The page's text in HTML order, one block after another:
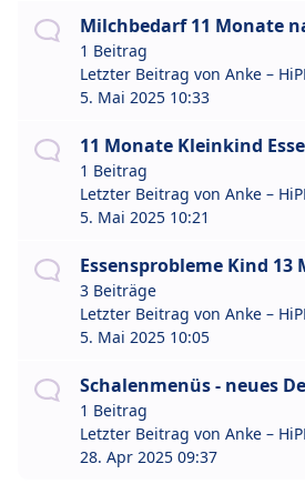
Milchbedarf 11 Monate
1 Beitrag
Letzter Beitrag von Anke –
5. Mai 2025 10:33
11 Monate Kleinkind
1 Beitrag
Letzter Beitrag von Anke –
5. Mai 2025 10:21
Essensprobleme Kind 13
3 Beiträge
Letzter Beitrag von Anke –
5. Mai 2025 10:05
Schalenmenüs - neues
1 Beitrag
Letzter Beitrag von Anke –
28. Apr 2025 09:37